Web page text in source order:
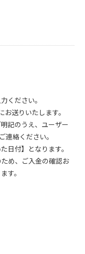
ください。
送りいたします。
記のうえ、ユーザー
絡ください。
日付】となります。
め、ご入金の確認お
す。